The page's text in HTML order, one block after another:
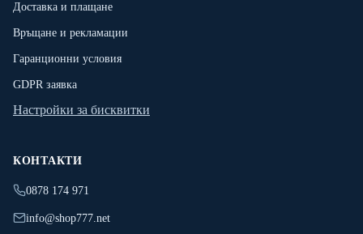
Доставка и плащане
Връщане и рекламации
Гаранционни условия
GDPR заявка
Настройки за бисквитки
КОНТАКТИ
0878 174 971
info@shop777.net